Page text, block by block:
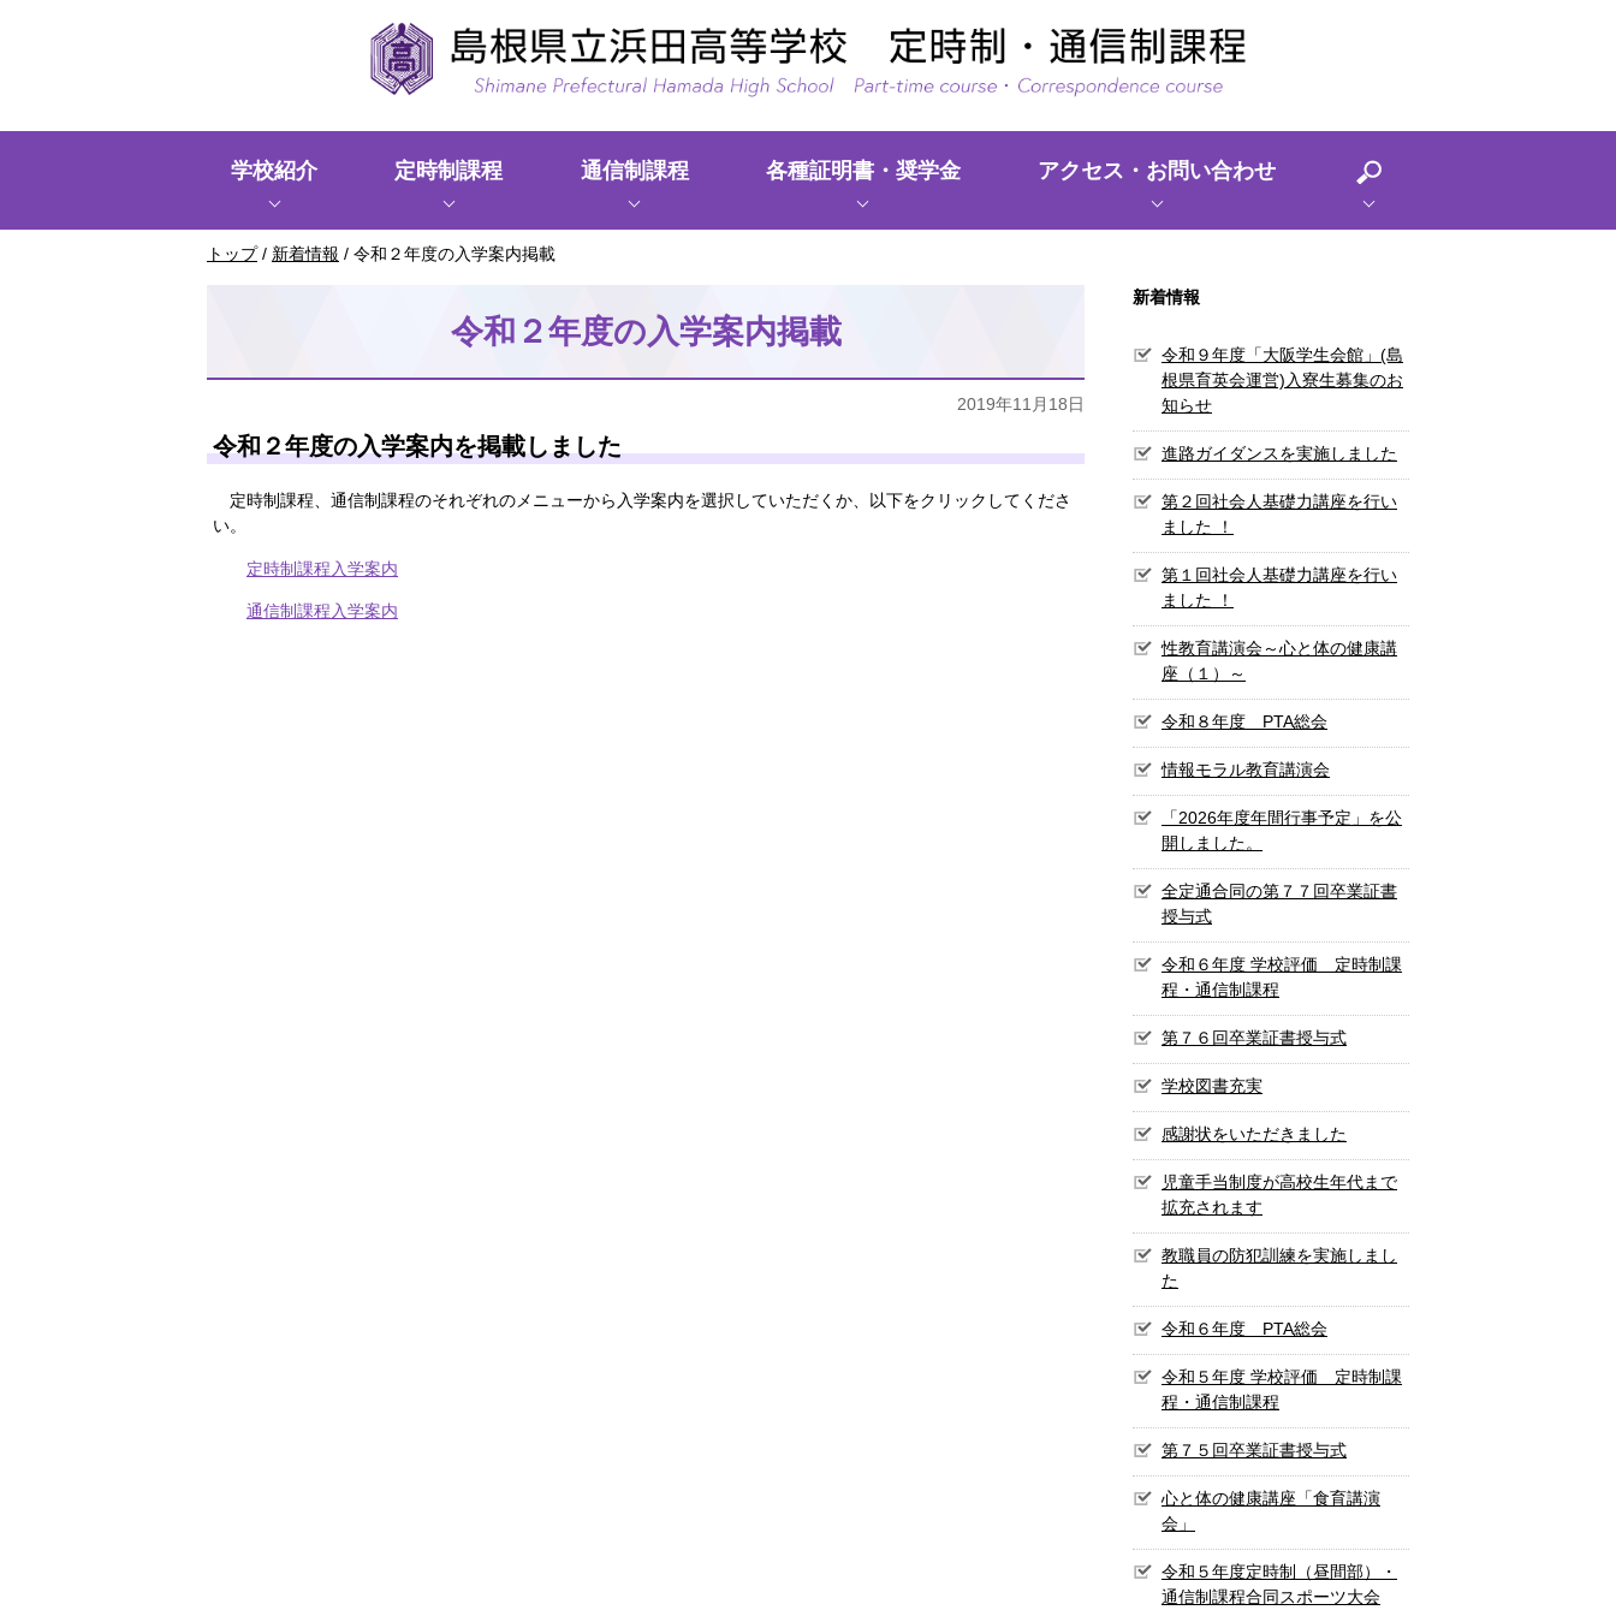
学校紹介 定時制課程 通信制課程 各種証明書・奨学金 アクセス・お問い合わせ
は
あ
ま
せ
現
トップ/ 新着情報 / 令和２年度の入学案内掲載
令和２年度の入学案内掲載
2019年11月18日
令和２年度の入学案内を掲載しました
定時制課程、通信制課程のそれぞれのメニューから入学案内を選択していただくか、以下をクリックしてくださ
い。
定時制課程入学案内
通信制課程入学案内
新着情報
令和９年度「大阪学生会館」(島
根県育英会運営)入寮生募集のお
知らせ
進路ガイダンスを実施しました
第２回社会人基礎力講座を行い
ました ！
第１回社会人基礎力講座を行い
ました ！
性教育講演会～心と体の健康講
座（１）～
令和８年度 PTA総会
情報モラル教育講演会
「2026年度年間行事予定」を公
開しました。
全定通合同の第７７回卒業証書
授与式
令和６年度 学校評価 定時制課
程・通信制課程
第７６回卒業証書授与式
学校図書充実
感謝状をいただきました
児童手当制度が高校生年代まで
拡充されます
教職員の防犯訓練を実施しまし
た
令和６年度 PTA総会
令和５年度 学校評価 定時制課
程・通信制課程
第７５回卒業証書授与式
心と体の健康講座「食育講演
会」
令和５年度定時制（昼間部）・
通信制課程合同スポーツ大会